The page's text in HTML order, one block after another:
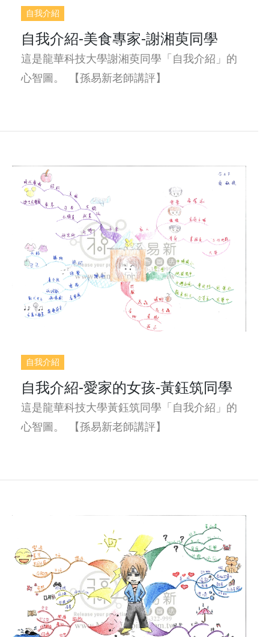
自我介紹
自我介紹-美食專家-謝湘萸同學
這是龍華科技大學謝湘萸同學「自我介紹」的
心智圖。 【孫易新老師講評】
自我介紹
自我介紹-愛家的女孩-黃鈺筑同學
這是龍華科技大學黃鈺筑同學「自我介紹」的
心智圖。 【孫易新老師講評】